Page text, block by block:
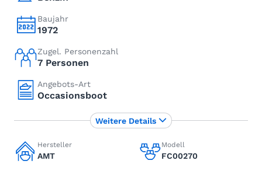
Baujahr
1972
Zugel. Personenzahl
7 Personen
Angebots-Art
Occasionsboot
Hersteller
AMT
Modell
FC00270
Weitere Details